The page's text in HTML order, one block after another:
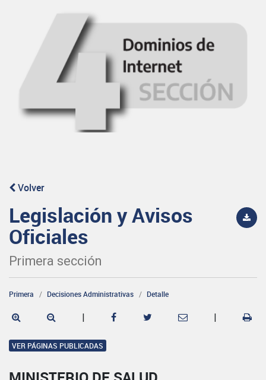
Volver
Legislación y Avisos
Oficiales
Primera sección
Primera Decisiones Administrativas Detalle
| |
VER PÁGINAS PUBLICADAS